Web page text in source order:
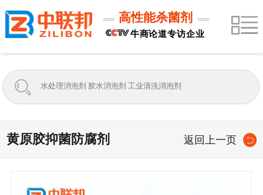
高性能杀菌剂
牛商论道专访企业
黄原胶抑菌防腐剂 返回上一页